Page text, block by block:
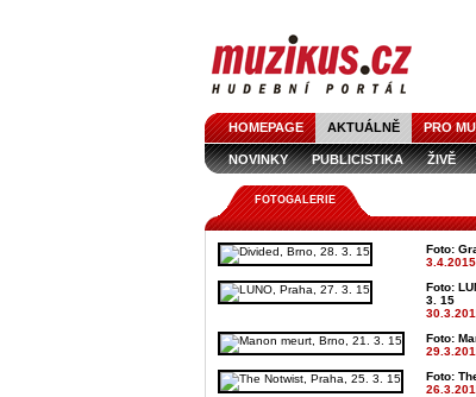
HOMEPAGE AKTUÁLNĚ PRO
NOVINKY PUBLICISTIKA ŽIVĚ
FOTOGALERIE
Foto:
3.4.2015
Foto:
3. 15
Foto:
Foto: